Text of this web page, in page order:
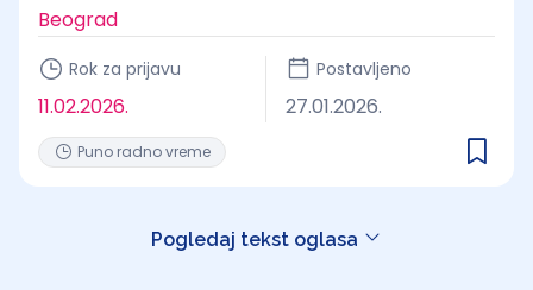
Beograd
Rok za prijavu
11.02.2026.
Postavljeno
27.01.2026.
Puno radno vreme
Pogledaj tekst oglasa